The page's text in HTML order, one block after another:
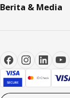
Berita & Media